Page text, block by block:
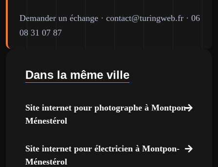
Demander un échange · contact@turingweb.fr · 06
08 31 07 87
Dans la même ville
Site internet pour photographe à Montpon-
Ménestérol
Site internet pour électricien à Montpon-
Ménestérol